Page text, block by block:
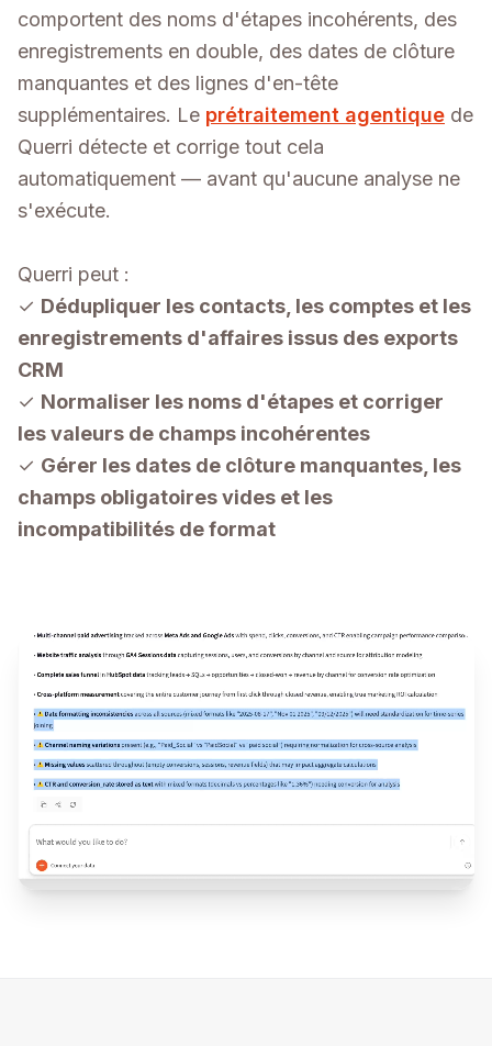
comportent des noms d'étapes incohérents, des
enregistrements en double, des dates de clôture
manquantes et des lignes d'en-tête
supplémentaires. Le prétraitement agentique de
Querri détecte et corrige tout cela
automatiquement — avant qu'aucune analyse ne
s'exécute.
Querri peut :
✓ Dédupliquer les contacts, les comptes et les
enregistrements d'affaires issus des exports
CRM
✓ Normaliser les noms d'étapes et corriger
les valeurs de champs incohérentes
✓ Gérer les dates de clôture manquantes, les
champs obligatoires vides et les
incompatibilités de format